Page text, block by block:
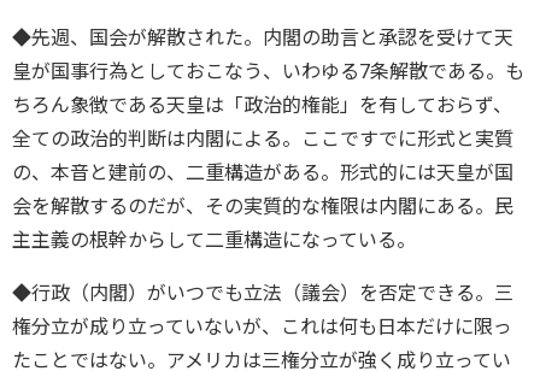
◆先週、国会が解散された。内閣の助言と承認を受けて天
皇が国事行為としておこなう、いわゆる7条解散である。も
ちろん象徴である天皇は「政治的権能」を有しておらず、
全ての政治的判断は内閣による。ここですでに形式と実質
の、本音と建前の、二重構造がある。形式的には天皇が国
会を解散するのだが、その実質的な権限は内閣にある。民
主主義の根幹からして二重構造になっている。
◆行政（内閣）がいつでも立法（議会）を否定できる。三
権分立が成り立っていないが、これは何も日本だけに限っ
たことではない。アメリカは三権分立が強く成り立ってい